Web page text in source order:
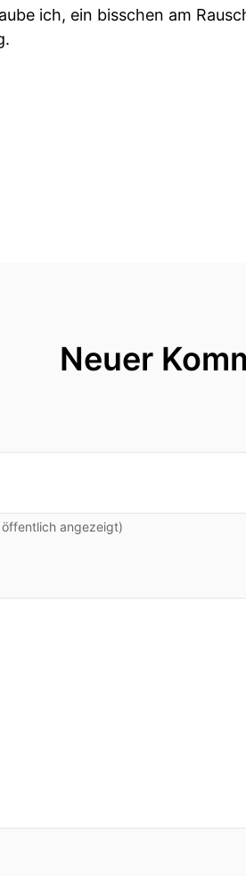
ich, ein bisschen am
ein paar weg, doch auch
Neuer
angezeigt)